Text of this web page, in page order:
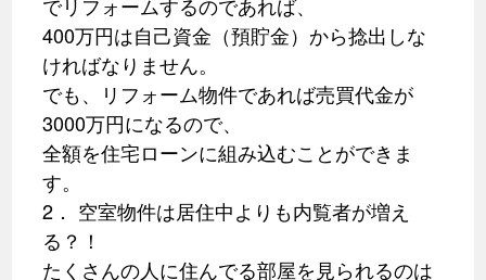
400万円は自己資金（預貯金）から捻出しな
ければなりません。
でも、リフォーム物件であれば売買代金が
3000万円になるので、
全額を住宅ローンに組み込むことができま
す。
2． 空室物件は居住中よりも内覧者が増え
る？！
たくさんの人に住んでる部屋を見られるのは